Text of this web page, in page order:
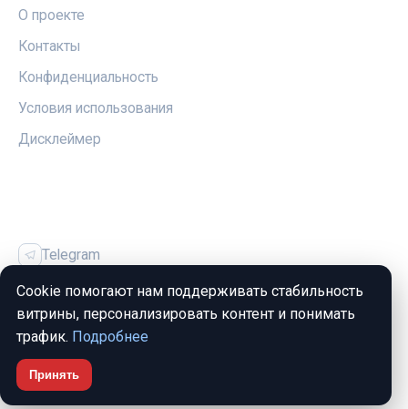
О проекте
Контакты
Конфиденциальность
Условия использования
Дисклеймер
Telegram
Vk
© 2026 Жильё и Ипотека. Все права защищены.
Cookie помогают нам поддерживать стабильность
витрины, персонализировать контент и понимать
трафик. Подробнее
Принять